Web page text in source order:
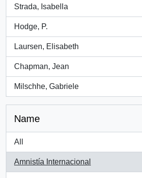
Strada, Isabella
, 1 results
Hodge, P.
, 1 results
Laursen, Elisabeth
, 1 results
Chapman, Jean
, 1 results
Milschhe, Gabriele
, 1 results
Name
All
Amnistía Internacional
, 266 results